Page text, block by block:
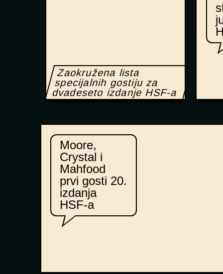
Zaokružena lista
specijalnih gostiju za
dvadeseto izdanje HSF-a
Moore,
Crystal i
Mahfood
prvi gosti 20.
izdanja
HSF-a